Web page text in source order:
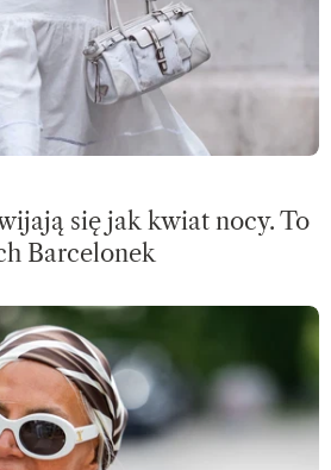
się jak kwiat nocy. To
Barcelonek